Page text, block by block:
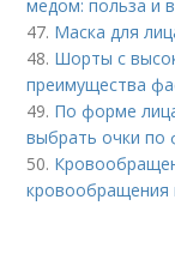
медом: польза и
47. Маска для
48. Шорты с
преимущества
49. По форме
выбрать очки по
50.
кровообращения